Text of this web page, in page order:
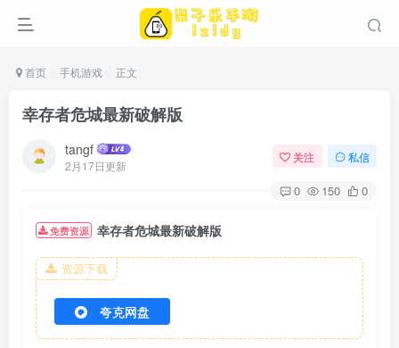
首页 手机游戏 正文
幸存者危城最新破解版
tangf
2月17日更新
关注 私信
0 150 0
免费资源 幸存者危城最新破解版
资源下载
夸克网盘